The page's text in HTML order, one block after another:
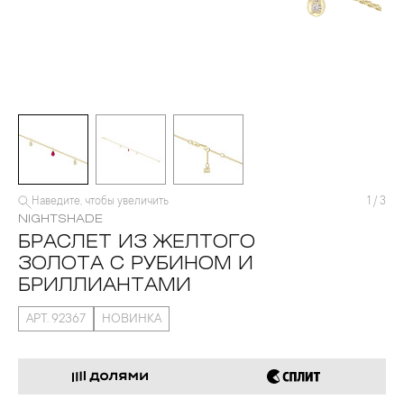
Наведите, чтобы увеличить 1 / 3
NIGHTSHADE
БРАСЛЕТ ИЗ ЖЕЛТОГО
ЗОЛОТА С РУБИНОМ И
БРИЛЛИАНТАМИ
АРТ. 92367 НОВИНКА